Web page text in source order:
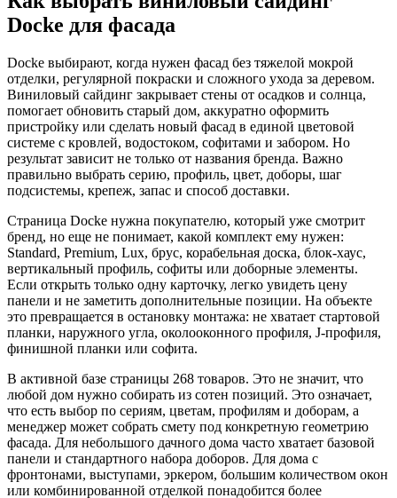
Docke для фасада
Docke выбирают, когда нужен фасад без тяжелой мокрой
отделки, регулярной покраски и сложного ухода за деревом.
Виниловый сайдинг закрывает стены от осадков и солнца,
помогает обновить старый дом, аккуратно оформить
пристройку или сделать новый фасад в единой цветовой
системе с кровлей, водостоком, софитами и забором. Но
результат зависит не только от названия бренда. Важно
правильно выбрать серию, профиль, цвет, доборы, шаг
подсистемы, крепеж, запас и способ доставки.
Страница Docke нужна покупателю, который уже смотрит
бренд, но еще не понимает, какой комплект ему нужен:
Standard, Premium, Lux, брус, корабельная доска, блок-хаус,
вертикальный профиль, софиты или доборные элементы.
Если открыть только одну карточку, легко увидеть цену
панели и не заметить дополнительные позиции. На объекте
это превращается в остановку монтажа: не хватает стартовой
планки, наружного угла, околооконного профиля, J-профиля,
финишной планки или софита.
В активной базе страницы 268 товаров. Это не значит, что
любой дом нужно собирать из сотен позиций. Это означает,
что есть выбор по сериям, цветам, профилям и доборам, а
менеджер может собрать смету под конкретную геометрию
фасада. Для небольшого дачного дома часто хватает базовой
панели и стандартного набора доборов. Для дома с
фронтонами, выступами, эркером, большим количеством окон
или комбинированной отделкой понадобится более